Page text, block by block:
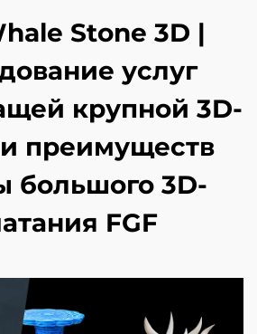
Stone 3D |
услуг
крупной 3D-
преимуществ
большого 3D-
FGF